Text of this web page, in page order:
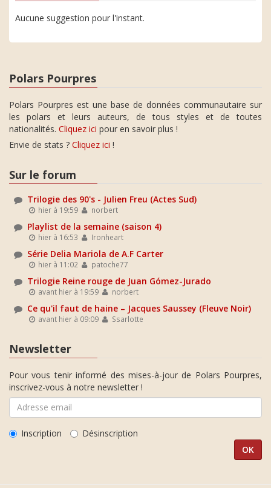
Aucune suggestion pour l'instant.
Polars Pourpres
Polars Pourpres est une base de données communautaire sur
les polars et leurs auteurs, de tous styles et de toutes
nationalités. Cliquez ici pour en savoir plus !
Envie de stats ? Cliquez ici !
Sur le forum
Trilogie des 90's - Julien Freu (Actes Sud)
hier à 19:59 norbert
Playlist de la semaine (saison 4)
hier à 16:53 Ironheart
Série Delia Mariola de A.F Carter
hier à 11:02 patoche77
Trilogie Reine rouge de Juan Gómez-Jurado
avant hier à 19:59 norbert
Ce qu'il faut de haine – Jacques Saussey (Fleuve Noir)
avant hier à 09:09 Ssarlotte
Newsletter
Pour vous tenir informé des mises-à-jour de Polars Pourpres,
inscrivez-vous à notre newsletter !
Inscription Désinscription